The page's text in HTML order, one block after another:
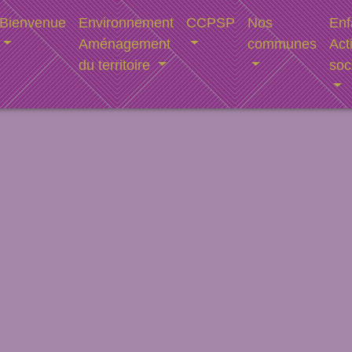
Bienvenue
Environnement
Aménagement
du territoire
CCPSP
Nos
communes